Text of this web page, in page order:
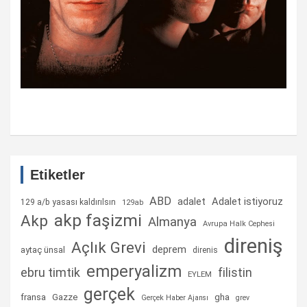
Etiketler
129 a/b yasası kaldırılsın 129ab ABD adalet Adalet istiyoruz
Akp akp faşizmi Almanya Avrupa Halk Cephesi
aytaç ünsal Açlık Grevi deprem direnis direniş
ebru timtik emperyalizm EYLEM filistin
fransa Gazze gerçek Gerçek Haber Ajansı gha grev